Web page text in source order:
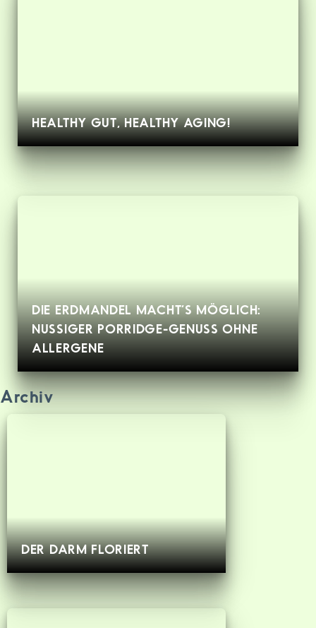
HEALTHY GUT, HEALTHY AGING!
DIE ERDMANDEL MACHT’S MÖGLICH:
NUSSIGER PORRIDGE-GENUSS OHNE
ALLERGENE
Archiv
DER DARM FLORIERT